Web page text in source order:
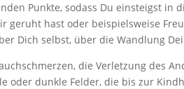
Punkte, sodass Du einsteigst in
geruht hast oder beispielsweise
Dich selbst, über die Wandlung
die Verletzung des
oder dunkle Felder, die bis zur